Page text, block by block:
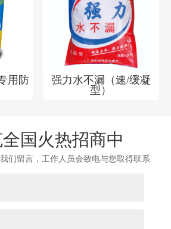
用防
强力水不漏（速/缓凝
型）
国火热招商中
们留言，工作人员会致电与您取得联系